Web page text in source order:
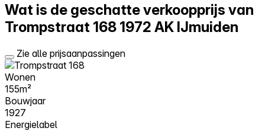
Wat is de geschatte verkoopprijs van
Trompstraat 168 1972 AK IJmuiden
Zie alle prijsaanpassingen
Wonen
155m²
Bouwjaar
1927
Energielabel